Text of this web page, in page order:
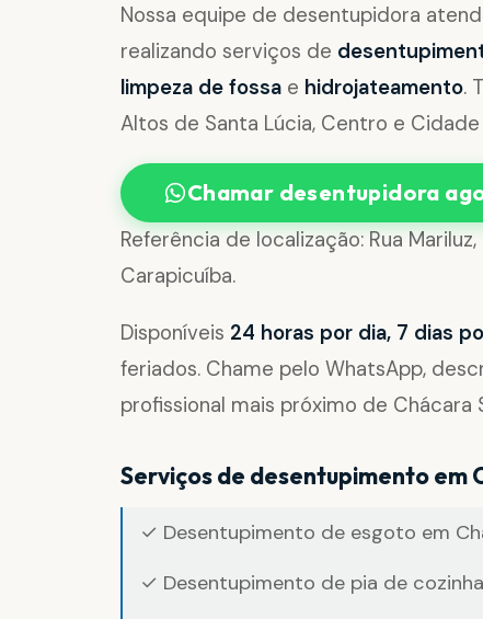
Nossa equipe de desentupidora
realizando serviços de
limpeza de fossa e hidrojateamento.
Altos de Santa Lúcia, Centro e
Chamar desentupidora
Referência de localização: Rua
Carapicuíba.
Disponíveis 24 horas por dia, 7 dias
feriados. Chame pelo WhatsApp,
profissional mais próximo de Chácara
Serviços de desentupimento em
✓ Desentupimento de esgoto em
✓ Desentupimento de pia de